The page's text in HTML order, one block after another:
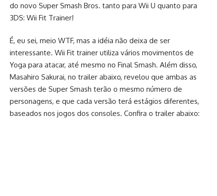
do novo Super Smash Bros. tanto para Wii U quanto para
3DS: Wii Fit Trainer!
É, eu sei, meio WTF, mas a idéia não deixa de ser
interessante. Wii Fit trainer utiliza vários movimentos de
Yoga para atacar, até mesmo no Final Smash. Além disso,
Masahiro Sakurai, no trailer abaixo, revelou que ambas as
versões de Super Smash terão o mesmo número de
personagens, e que cada versão terá estágios diferentes,
baseados nos jogos dos consoles. Confira o trailer abaixo: